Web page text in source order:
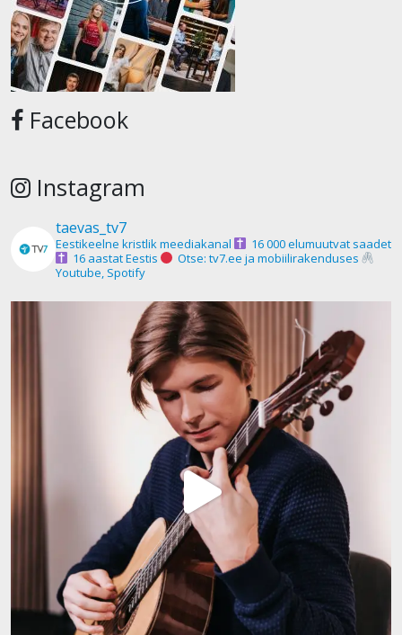
Facebook
Instagram
taevas_tv7
Eestikeelne kristlik meediakanal
16 000 elumuutvat saadet
16 aastat Eestis
Otse: tv7.ee ja mobiilirakenduses
Youtube, Spotify